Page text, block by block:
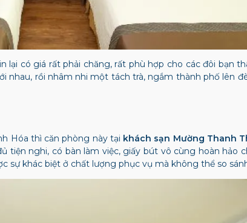
lại có giá rất phải chăng, rất phù hợp cho các đôi bạn
nhau, rồi nhâm nhi một tách trà, ngắm thành phố lên
Hóa thì căn phòng này tại khách sạn Mường Thanh
tiện nghi, có bàn làm việc, giấy bút vô cùng hoàn hảo
sự khác biệt ở chất lượng phục vụ mà không thể so